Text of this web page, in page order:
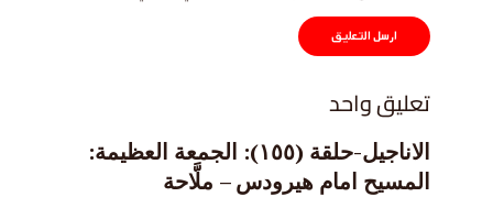
تعليق واحد
الاناجيل-حلقة (١٥٥): الجمعة العظيمة:
المسيح امام هيرودس – ملَّاحة